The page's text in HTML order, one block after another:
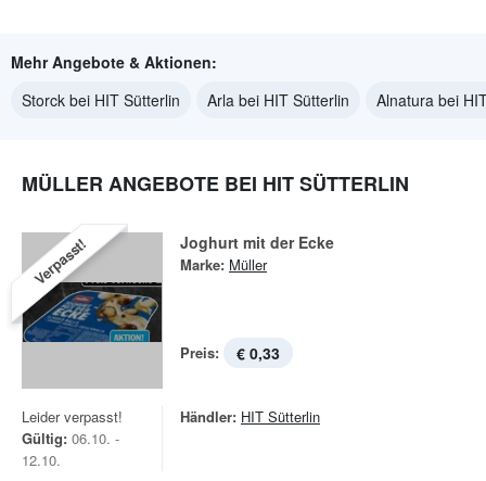
Mehr Angebote & Aktionen:
Storck bei HIT Sütterlin
Arla bei HIT Sütterlin Alnatura bei
MÜLLER ANGEBOTE BEI HIT SÜTTERLIN
Verpasst! Joghurt mit der Ecke
Marke: Müller
Preis: € 0,33
Leider verpasst!
Gültig: 06.10. -
12.10.
Händler: HIT Sütterlin